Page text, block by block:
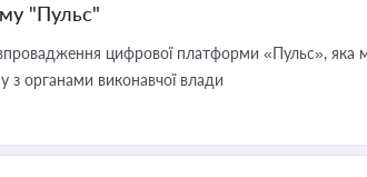
"Пульс"
цифрової платформи «Пульс», яка
з органами виконавчої влади